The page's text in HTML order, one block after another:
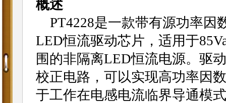
概述
PT4228是一款带有源功率因
LED恒流驱动芯片，适用于
围的非隔离LED恒流电源。驱
校正电路，可以实现高功率因
于工作在电感电流临界导通模